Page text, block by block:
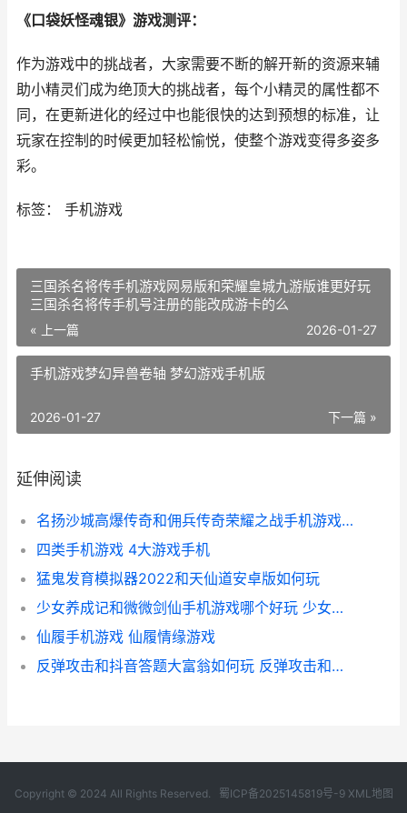
《口袋妖怪魂银》游戏测评：
作为游戏中的挑战者，大家需要不断的解开新的资源来辅
助小精灵们成为绝顶大的挑战者，每个小精灵的属性都不
同，在更新进化的经过中也能很快的达到预想的标准，让
玩家在控制的时候更加轻松愉悦，使整个游戏变得多姿多
彩。
标签： 手机游戏
三国杀名将传手机游戏网易版和荣耀皇城九游版谁更好玩
三国杀名将传手机号注册的能改成游卡的么
« 上一篇 2026-01-27
手机游戏梦幻异兽卷轴 梦幻游戏手机版
下一篇 »
2026-01-27
延伸阅读
名扬沙城高爆传奇和佣兵传奇荣耀之战手机游戏哪个好 名扬沙城有多少版本
四类手机游戏 4大游戏手机
猛鬼发育模拟器2022和天仙道安卓版如何玩
少女养成记和微微剑仙手机游戏哪个好玩 少女养成记无限金币版
仙履手机游戏 仙履情缘游戏
反弹攻击和抖音答题大富翁如何玩 反弹攻击和抖音的关系
Copyright © 2024 All Rights Reserved. 蜀ICP备2025145819号-9 XML地图